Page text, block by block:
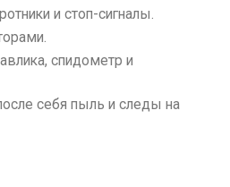
и стоп-сигналы.
спидометр и
себя пыль и следы на